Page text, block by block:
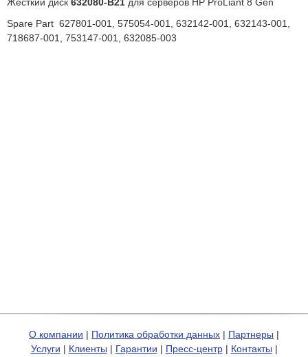
Spare Part 627801-001, 575054-001, 632142-001, 632143-001,
718687-001, 753147-001, 632085-003
О компании | Политика обработки данных | Партнеры |
Услуги | Клиенты | Гарантии | Пресс-центр| Контакты |